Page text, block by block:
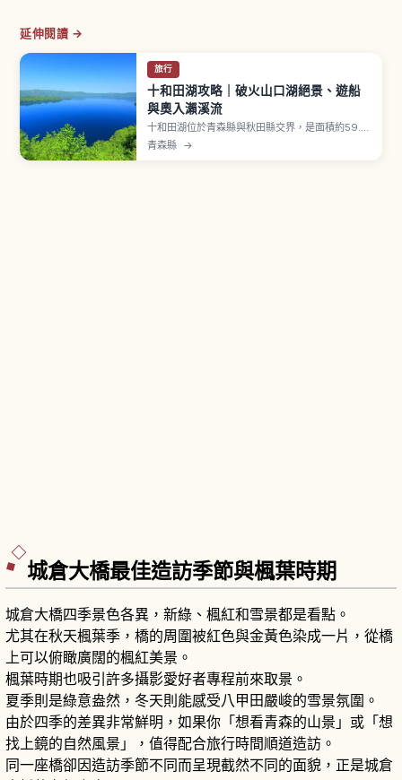
延伸閱讀 →
旅行
十和田湖攻略｜破火山口湖絕景、遊船
與奧入瀨溪流
十和田湖位於青森縣與秋田縣交界，是面積約59.8
平方公里的破火山口湖，最大水深326.8公尺、日
本第3深，海拔約400公尺。湖水清澈深邃的「十
青森縣 →
城倉大橋最佳造訪季節與楓葉時期
城倉大橋四季景色各異，新綠、楓紅和雪景都是看點。
尤其在秋天楓葉季，橋的周圍被紅色與金黃色染成一片，從橋
上可以俯瞰廣闊的楓紅美景。
楓葉時期也吸引許多攝影愛好者專程前來取景。
夏季則是綠意盎然，冬天則能感受八甲田嚴峻的雪景氛圍。
由於四季的差異非常鮮明，如果你「想看青森的山景」或「想
找上鏡的自然風景」，值得配合旅行時間順道造訪。
同一座橋卻因造訪季節不同而呈現截然不同的面貌，正是城倉